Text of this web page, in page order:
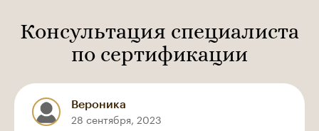
Консультация специалиста
по сертификации
Вероника
28 сентября, 2023